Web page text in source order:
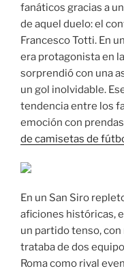
fanáticos gracias a
de aquel duelo: el
Francesco Totti. En
era protagonista en
sorprendió con una
un gol inolvidable.
tendencia entre los
emoción con
de camisetas de
En un San Siro
aficiones históricas,
un partido tenso,
trataba de dos
Roma como rival